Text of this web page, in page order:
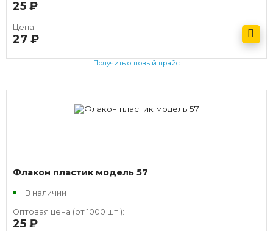
25
Цена:
27
Получить оптовый прайс
Флакон пластик модель 57
В наличии
Оптовая цена (от 1000 шт.):
25